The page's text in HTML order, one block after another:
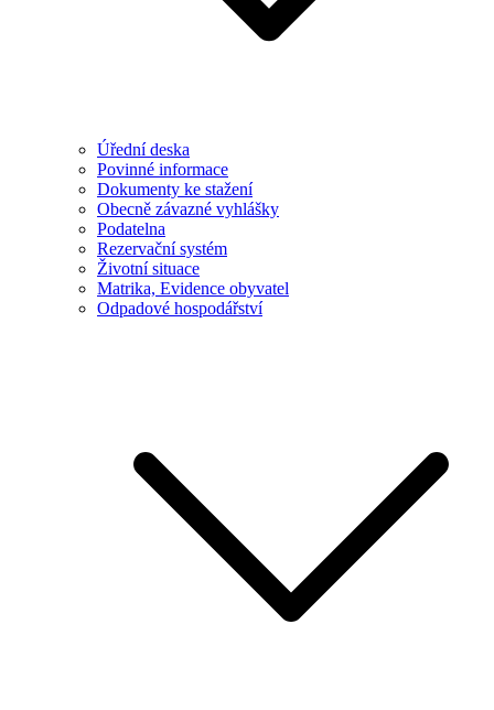
Úřední deska
Povinné informace
Dokumenty ke stažení
Obecně závazné vyhlášky
Podatelna
Rezervační systém
Životní situace
Matrika, Evidence obyvatel
Odpadové hospodářství